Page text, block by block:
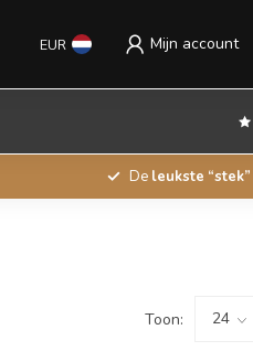
EUR Mijn account
Deleukste “stek”
Toon: